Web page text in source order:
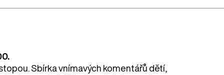
Sbírka vnímavých komentářů dětí,